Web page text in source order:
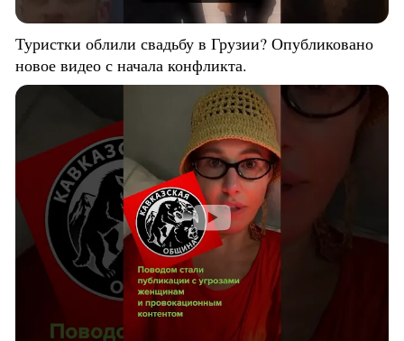
Туристки облили свадьбу в Грузии? Опубликовано
новое видео с начала конфликта.